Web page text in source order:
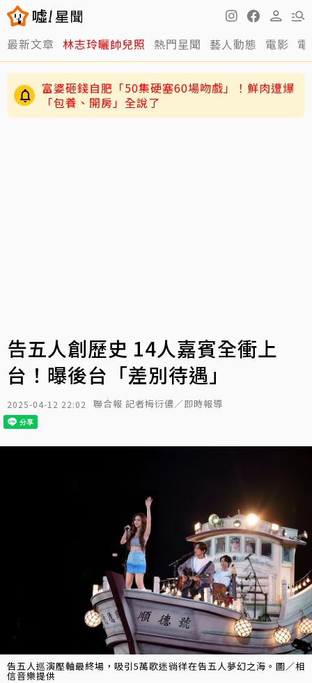
最新文章 林志玲曬帥兒照 熱門星聞 藝人動態 電影
富婆砸錢自肥「50集硬塞60場吻戲」！鮮肉遭爆
「包養、開房」全說了
告五人創歷史 14人嘉賓全衝上
台！曝後台「差別待遇」
2025-04-12 22:02 聯合報 記者梅衍儂／即時報導
告五人巡演壓軸最終場，吸引5萬歌迷徜徉在告五人夢幻之海。圖／相
信音樂提供